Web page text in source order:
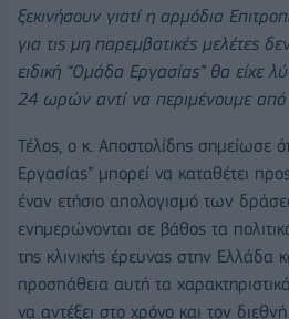
ξεκινήσουν γιατί η αρμόδια
για τις μη παρεμβατικές μελέτες
ειδική “Ομάδα Εργασίας” θα είχε
24 ωρών αντί να περιμένουμε από
Τέλος, ο κ. Αποστολίδης σημείωσε
Εργασίας” μπορεί να καταθέτει
έναν ετήσιο απολογισμό των
ενημερώνονται σε βάθος τα
της κλινικής έρευνας στην Ελλάδα
προσπάθεια αυτή τα
να αντέξει στο χρόνο και τον